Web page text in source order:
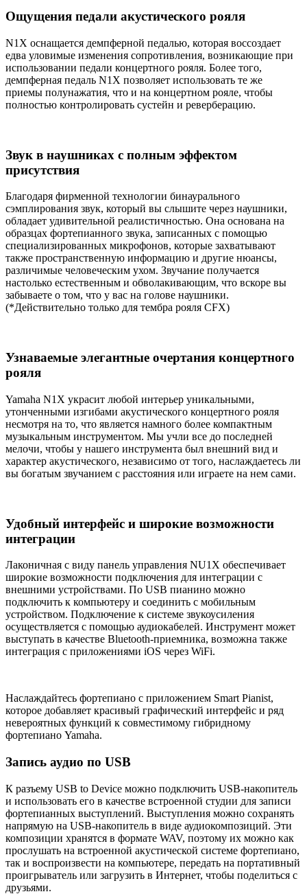
Ощущения педали акустического рояля
N1X оснащается демпферной педалью, которая воссоздает
едва уловимые изменения сопротивления, возникающие при
использовании педали концертного рояля. Более того,
демпферная педаль N1X позволяет использовать те же
приемы полунажатия, что и на концертном рояле, чтобы
полностью контролировать сустейн и реверберацию.
Звук в наушниках с полным эффектом
присутствия
Благодаря фирменной технологии бинаурального
сэмплирования звук, который вы слышите через наушники,
обладает удивительной реалистичностью. Она основана на
образцах фортепианного звука, записанных с помощью
специализированных микрофонов, которые захватывают
также пространственную информацию и другие нюансы,
различимые человеческим ухом. Звучание получается
настолько естественным и обволакивающим, что вскоре вы
забываете о том, что у вас на голове наушники.
(*Действительно только для тембра рояля CFX)
Узнаваемые элегантные очертания концертного
рояля
Yamaha N1X украсит любой интерьер уникальными,
утонченными изгибами акустического концертного рояля
несмотря на то, что является намного более компактным
музыкальным инструментом. Мы учли все до последней
мелочи, чтобы у нашего инструмента был внешний вид и
характер акустического, независимо от того, наслаждаетесь ли
вы богатым звучанием с расстояния или играете на нем сами.
Удобный интерфейс и широкие возможности
интеграции
Лаконичная с виду панель управления NU1X обеспечивает
широкие возможности подключения для интеграции с
внешними устройствами. По USB пианино можно
подключить к компьютеру и соединить с мобильным
устройством. Подключение к системе звукоусиления
осуществляется с помощью аудиокабелей. Инструмент может
выступать в качестве Bluetooth-приемника, возможна также
интеграция с приложениями iOS через WiFi.
Наслаждайтесь фортепиано с приложением Smart Pianist,
которое добавляет красивый графический интерфейс и ряд
невероятных функций к совместимому гибридному
фортепиано Yamaha.
Запись аудио по USB
К разъему USB to Device можно подключить USB-накопитель
и использовать его в качестве встроенной студии для записи
фортепианных выступлений. Выступления можно сохранять
напрямую на USB-накопитель в виде аудиокомпозиций. Эти
композиции хранятся в формате WAV, поэтому их можно как
прослушать на встроенной акустической системе фортепиано,
так и воспроизвести на компьютере, передать на портативный
проигрыватель или загрузить в Интернет, чтобы поделиться с
друзьями.